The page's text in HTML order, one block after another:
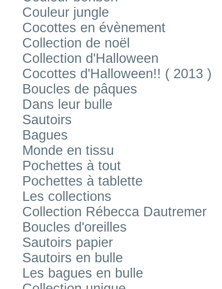
Couleur jungle
Cocottes en évènement
Collection de noël
Collection d'Halloween
Cocottes d'Halloween!! ( 2013 )
Boucles de pâques
Dans leur bulle
Sautoirs
Bagues
Monde en tissu
Pochettes à tout
Pochettes à tablette
Les collections
Collection Rébecca Dautremer
Boucles d'oreilles
Sautoirs papier
Sautoirs en bulle
Les bagues en bulle